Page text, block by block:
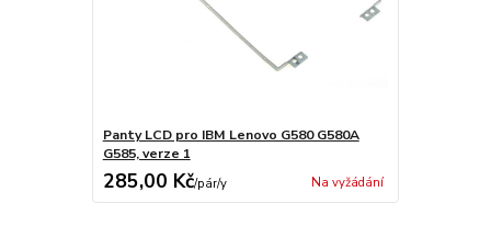
Panty LCD pro IBM Lenovo G580 G580A
G585, verze 1
285,00 Kč/pár/y Na vyžádání